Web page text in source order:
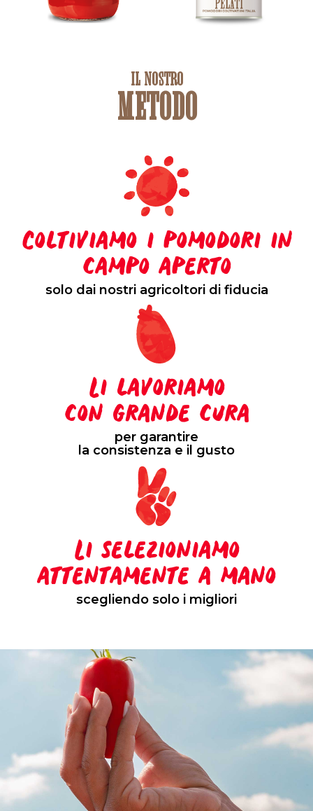
IL NOSTRO
METODO
Coltiviamo i pomodori in
campo aperto
solo dai nostri agricoltori di fiducia
Li lavoriamo
con grande cura
per garantire
la consistenza e il gusto
Li selezioniamo
attentamente a mano
scegliendo solo i migliori